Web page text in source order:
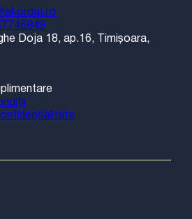
Doja 18, ap.16, Timișoara,